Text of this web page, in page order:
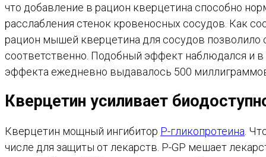
что добавление в рацион кверцетина способно
расслабления стенок кровеносных сосудов. Как
рацион мышей кверцетина для сосудов позволило
соответственно. Подобный эффект наблюдался и
эффекта ежедневно выдавалось 500
Кверцетин усиливает
Кверцетин мощный ингибитор P-гликопротеина.
числе для защиты от лекарств. P-GP мешает